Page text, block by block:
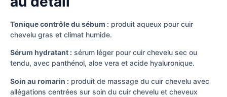
Tonique contrôle du sébum : produit aqueux pour cuir
chevelu gras et climat humide.
Sérum hydratant : sérum léger pour cuir chevelu sec ou
tendu, avec panthénol, aloe vera et acide hyaluronique.
Soin au romarin : produit de massage du cuir chevelu avec
allégations centrées sur soin du cuir chevelu et cheveux